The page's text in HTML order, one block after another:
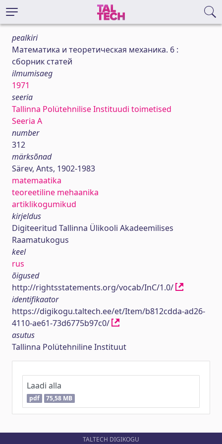
pealkiri
Математика и теоретическая механика. 6 :
сборник статей
ilmumisaeg
1971
seeria
Tallinna Polütehnilise Instituudi toimetised
Seeria A
number
312
märksõnad
Särev, Ants, 1902-1983
matemaatika
teoreetiline mehaanika
artiklikogumikud
kirjeldus
Digiteeritud Tallinna Ülikooli Akadeemilises
Raamatukogus
keel
rus
õigused
http://rightsstatements.org/vocab/InC/1.0/
identifikaator
https://digikogu.taltech.ee/et/Item/b812cdda-ad26-
4110-ae61-73d6775b97c0/
asutus
Tallinna Polütehniline Instituut
Laadi alla
pdf 75,58 MB
TALTECH DIGIKOGU